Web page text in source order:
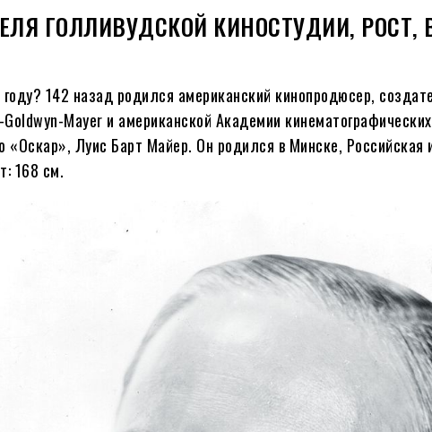
ГОЛЛИВУДСКОЙ КИНОСТУДИИ, РОСТ,
году? 142 назад родился американский кинопродюсер,
Mayer и американской Академии
«Оскар», Луис Барт Майер. Он родился в Минске, Российская
168 см.